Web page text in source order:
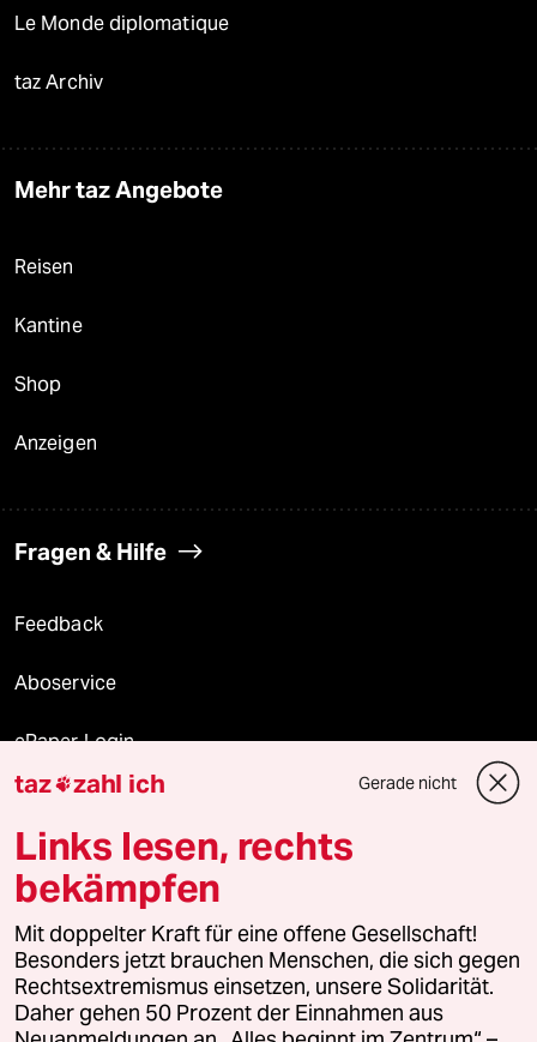
Le Monde diplomatique
taz Archiv
Mehr taz Angebote
Reisen
Kantine
Shop
Anzeigen
Fragen & Hilfe
Feedback
Aboservice
ePaper Login
Downloads für Abonnierende
© 2026 taz Verlags und Vertriebs GmbH
Alle Rechte vorbehalten. Bei rechtlichen Fragen oder für Genehmigungen
wenden Sie sich bitte an
lizenzen@taz.de
Feedback Redaktionsstatut Kommune-Richtlinien
taz zahl ich Gerade nicht
Links lesen, rechts
bekämpfen
Mit doppelter Kraft für eine offene Gesellschaft!
Besonders jetzt brauchen Menschen, die sich gegen
Rechtsextremismus einsetzen, unsere Solidarität.
Daher gehen 50 Prozent der Einnahmen aus